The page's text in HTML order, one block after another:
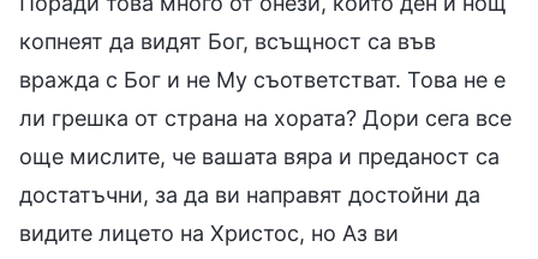
копнеят да видят Бог, всъщност са във
вражда с Бог и не Му съответстват. Това не е
ли грешка от страна на хората? Дори сега все
още мислите, че вашата вяра и преданост са
достатъчни, за да ви направят достойни да
видите лицето на Христос, но Аз ви